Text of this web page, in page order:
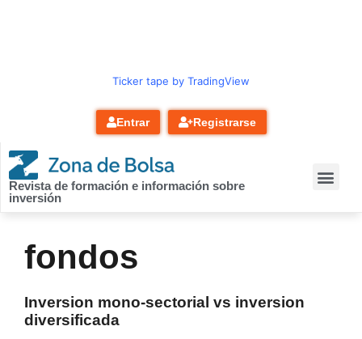
Ticker tape by TradingView
Entrar Registrarse
Revista de formación e información sobre
inversión
fondos
Inversion mono-sectorial vs inversion
diversificada